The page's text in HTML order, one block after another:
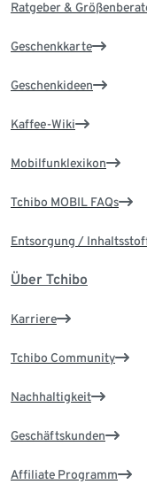
Ratgeber &
Geschenkkarte
Geschenkideen
Kaffee-Wiki
Mobilfunklexikon
Tchibo MOBIL FAQs
Entsorgung /
Über Tchibo
Karriere
Tchibo Community
Nachhaltigkeit
Geschäftskunden
Affiliate Programm